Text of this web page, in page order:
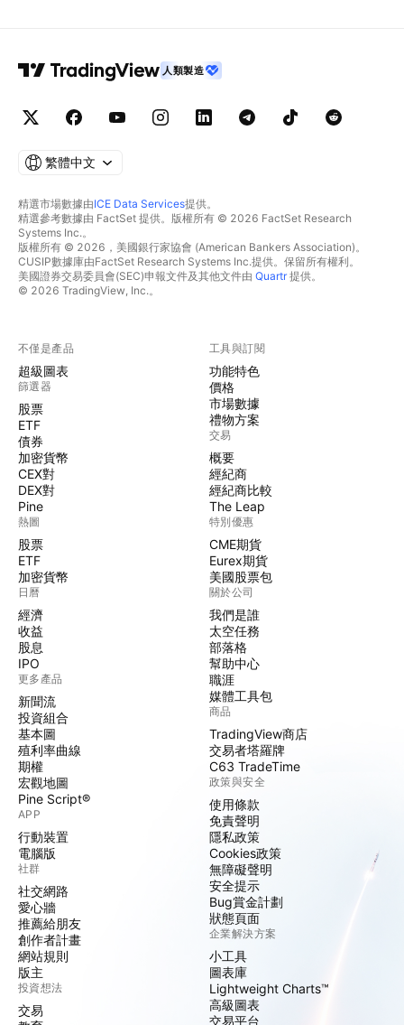
人類製造
繁體中文
精選市場數據由ICE Data Services提供。
精選參考數據由 FactSet 提供。版權所有 © 2026 FactSet Research
Systems Inc.。
版權所有 © 2026，美國銀行家協會 (American Bankers Association)。
CUSIP數據庫由FactSet Research Systems Inc.提供。保留所有權利。
美國證券交易委員會(SEC)申報文件及其他文件由 Quartr提供。
© 2026 TradingView, Inc.。
不僅是產品
超級圖表
篩選器
股票
ETF
債券
加密貨幣
CEX對
DEX對
Pine
熱圖
股票
ETF
加密貨幣
日曆
經濟
收益
股息
IPO
更多產品
新聞流
投資組合
基本圖
殖利率曲線
期權
宏觀地圖
Pine Script®
APP
行動裝置
電腦版
社群
社交網路
愛心牆
推薦給朋友
創作者計畫
網站規則
版主
投資想法
交易
工具與訂閱
功能特色
價格
市場數據
禮物方案
交易
概要
經紀商
經紀商比較
The Leap
特別優惠
CME期貨
Eurex期貨
美國股票包
關於公司
我們是誰
太空任務
部落格
幫助中心
職涯
媒體工具包
商品
TradingView商店
交易者塔羅牌
C63 TradeTime
政策與安全
使用條款
免責聲明
隱私政策
Cookies政策
無障礙聲明
安全提示
Bug賞金計劃
狀態頁面
企業解決方案
小工具
圖表庫
Lightweight Charts™
高級圖表
交易平台